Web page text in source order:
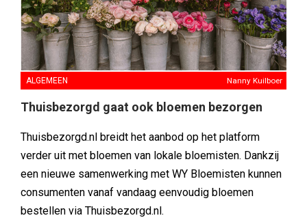
ALGEMEEN Nanny Kuilboer
Thuisbezorgd gaat ook bloemen bezorgen
Thuisbezorgd.nl breidt het aanbod op het platform
verder uit met bloemen van lokale bloemisten. Dankzij
een nieuwe samenwerking met WY Bloemisten kunnen
consumenten vanaf vandaag eenvoudig bloemen
bestellen via Thuisbezorgd.nl.